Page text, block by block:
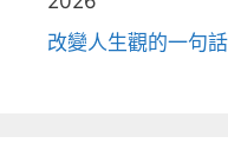
改變人生觀的一句話